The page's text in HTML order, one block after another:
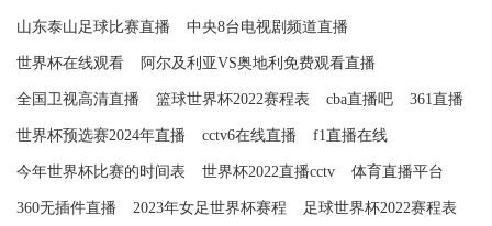
山东泰山足球比赛直播 中央8台电视剧频道直播
世界杯在线观看 阿尔及利亚VS奥地利免费观看直播
全国卫视高清直播 篮球世界杯2022赛程表 cba直播吧 361直播
世界杯预选赛2024年直播 cctv6在线直播 f1直播在线
今年世界杯比赛的时间表 世界杯2022直播cctv 体育直播平台
360无插件直播 2023年女足世界杯赛程 足球世界杯2022赛程表